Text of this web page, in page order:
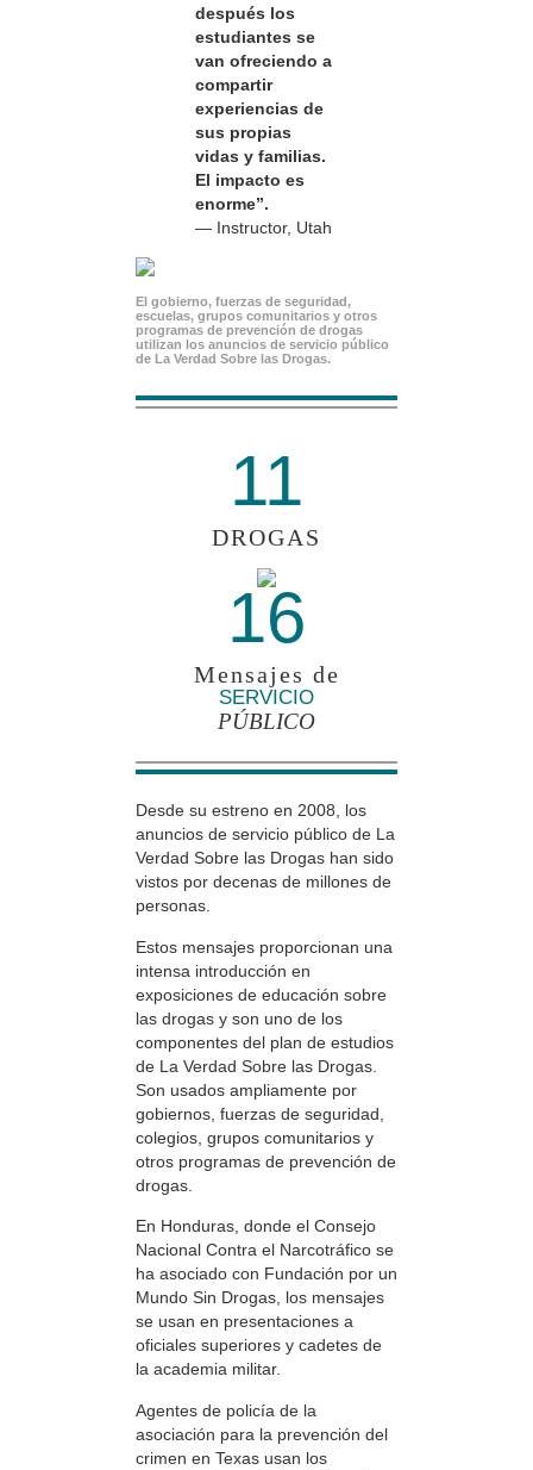
después los
estudiantes se
van ofreciendo a
compartir
experiencias de
sus propias
vidas y familias.
El impacto es
enorme”.
— Instructor, Utah
El gobierno, fuerzas de seguridad,
escuelas, grupos comunitarios y otros
programas de prevención de drogas
utilizan los anuncios de servicio público
de La Verdad Sobre las Drogas.
11
DROGAS
16
Mensajes de
SERVICIO
PÚBLICO
Desde su estreno en 2008, los
anuncios de servicio público de La
Verdad Sobre las Drogas han sido
vistos por decenas de millones de
personas.
Estos mensajes proporcionan una
intensa introducción en
exposiciones de educación sobre
las drogas y son uno de los
componentes del plan de estudios
de La Verdad Sobre las Drogas.
Son usados ampliamente por
gobiernos, fuerzas de seguridad,
colegios, grupos comunitarios y
otros programas de prevención de
drogas.
En Honduras, donde el Consejo
Nacional Contra el Narcotráfico se
ha asociado con Fundación por un
Mundo Sin Drogas, los mensajes
se usan en presentaciones a
oficiales superiores y cadetes de
la academia militar.
Agentes de policía de la
asociación para la prevención del
crimen en Texas usan los